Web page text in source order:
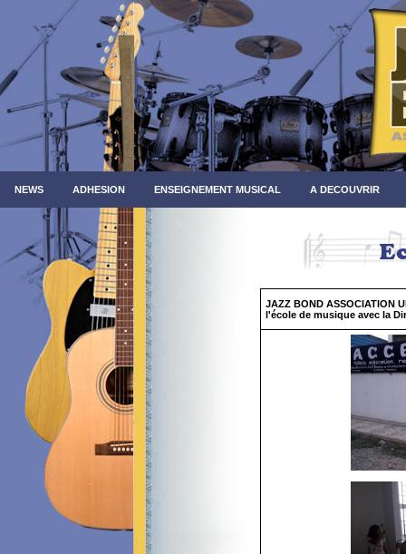
NEWS ADHESION ENSEIGNEMENT MUSICAL A DECOUVRIR
JAZZ BOND ASSOCIATION
l'école de musique avec la